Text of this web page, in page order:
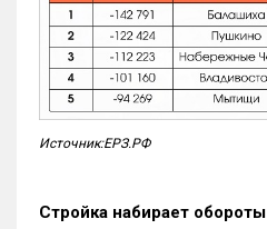
Источник:ЕРЗ.РФ
Стройка набирает обороты